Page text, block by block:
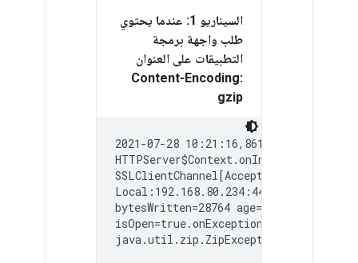
السيناريو 1: عندما يحتوي
طلب واجهة برمجة
التطبيقات على العنوان
Content-Encoding:
gzip
2021-07-28 10:21:16,861  NIOThread@0
SSLClientChannel[Accepted:
Local:192.168.80.234:44284]@28469
bytesWritten=28764 age=2739893ms
isOpen=true.onExceptionRead
java.util.zip.ZipException: Not in